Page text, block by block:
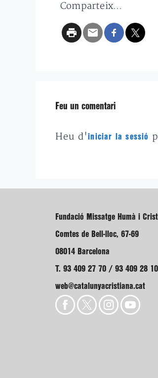
Comparteix...
Feu un comentari
Heu d'iniciar la sessió
Fundació Missatge Humà i
Comtes de Bell-lloc, 67-69
08014 Barcelona
T. 93 409 27 70 / 93 409 28 10
web@catalunyacristiana.cat